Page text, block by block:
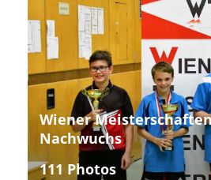
Wiener
Nachwuchs
111 Photos